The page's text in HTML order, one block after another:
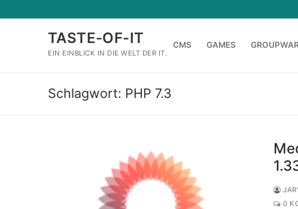
Inhalt
TASTE-OF-IT
EIN EINBLICK IN DIE WELT DER IT.
CMS GAMES
Schlagwort: PHP 7.3
0